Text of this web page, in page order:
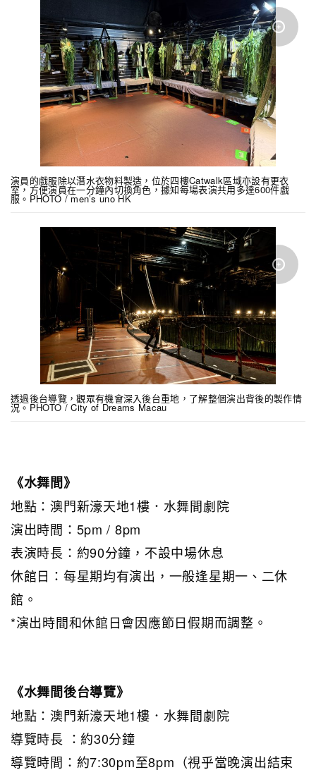
演員的戲服除以潛水衣物料製造，位於四樓Catwalk區域亦設有更衣
室，方便演員在一分鐘內切換角色，據知每場表演共用多達600件戲
服。PHOTO / men’s uno HK
透過後台導覽，觀眾有機會深入後台重地，了解整個演出背後的製作情
況。PHOTO / City of Dreams Macau
《水舞間》
地點：澳門新濠天地1樓．水舞間劇院
演出時間：5pm / 8pm
表演時長：約90分鐘，不設中場休息
休館日：每星期均有演出，一般逢星期一、二休
館。
*演出時間和休館日會因應節日假期而調整。
《水舞間後台導覽》
地點：澳門新濠天地1樓．水舞間劇院
導覽時長 ：約30分鐘
導覽時間：約7:30pm至8pm（視乎當晚演出結束